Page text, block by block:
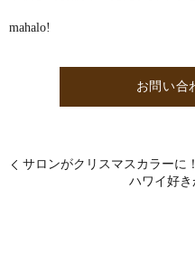
mahalo!
お問い合
サロンがクリスマスカラーに！
ハワイ好